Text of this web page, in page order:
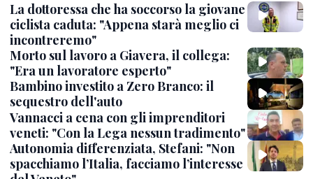
La dottoressa che ha soccorso la giovane
ciclista caduta: "Appena starà meglio ci
incontreremo"
Morto sul lavoro a Giavera, il collega:
"Era un lavoratore esperto"
Bambino investito a Zero Branco: il
sequestro dell'auto
Vannacci a cena con gli imprenditori
veneti: "Con la Lega nessun tradimento"
Autonomia differenziata, Stefani: "Non
spacchiamo l’Italia, facciamo l’interesse